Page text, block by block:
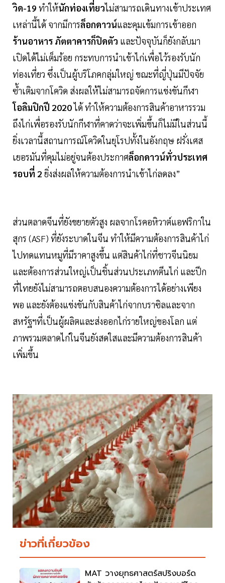
วิด-19 ทำให้นักท่องเที่ยวไม่สามารถเดินทางเข้าประเทศ
เหล่านี้ได้ จากมีการล็อกดาวน์และคุมเข้มการเข้าออก
ร้านอาหาร ภัตตาคารก็ปิดตัว และปัจจุบันก็ยังกลับมา
เปิดได้ไม่เต็มร้อย กระทบการนำเข้าไก่เพื่อไว้รองรับนัก
ท่องเที่ยว ซึ่งเป็นผู้บริโภคกลุ่มใหญ่ ขณะที่ญี่ปุ่นมีปัจจัย
ซ้ำเติมจากโควิด ส่งผลให้ไม่สามารถจัดการแข่งขันกีฬา
โอลิมปิกปี 2020ได้ ทำให้ความต้องการสินค้าอาหารรวม
ถึงไก่เพื่อรองรับนักกีฬาที่คาดว่าจะเพิ่มขึ้นก็ไม่มีในส่วนนี้
ยิ่งเวลานี้สถานการณ์โควิดในยุโรปทั้งในอังกฤษ ฝรั่งเศส
เยอรมันที่คุมไม่อยู่จนต้องประกาศล็อกดาวน์ทั่วประเทศ
รอบที่ 2 ยิ่งส่งผลให้ความต้องการนำเข้าไก่ลดลง”
ส่วนตลาดจีนที่ยังขยายตัวสูง ผลจากโรคอหิวาต์แอฟริกาใน
สุกร (ASF) ที่ยังระบาดในจีน ทำให้มีความต้องการสินค้าไก่
ไปทดแทนหมูที่มีราคาสูงขึ้น แต่สินค้าไก่ที่ชาวจีนนิยม
และต้องการส่วนใหญ่เป็นชิ้นส่วนประเภทตีนไก่ และปีก
ที่ไทยยังไม่สามารถตอบสนองความต้องการได้อย่างเพียง
พอ และยังต้องแข่งขันกับสินค้าไก่จากบราซิลและจาก
สหรัฐฯที่เป็นผู้ผลิตและส่งออกไก่รายใหญ่ของโลก แต่
ภาพรวมตลาดไก่ในจีนยังสดใสและมีความต้องการสินค้า
เพิ่มขึ้น
ข่าวที่เกี่ยวข้อง
MAT วางยุทธศาสตร์สปริงบอร์ด